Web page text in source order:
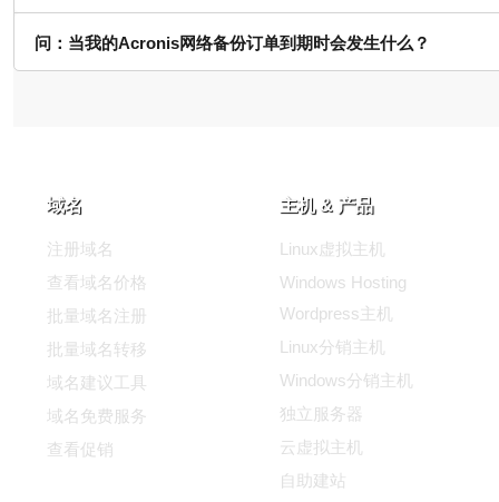
问：当我的Acronis网络备份订单到期时会发生什么？
域名
注册域名
查看域名价格
批量域名注册
批量域名转移
域名建议工具
域名免费服务
查看促销
主机 & 产品
Linux虚拟主机
Windows Hosting
Wordpress主机
Linux分销主机
Windows分销主机
独立服务器
云虚拟主机
自助建站